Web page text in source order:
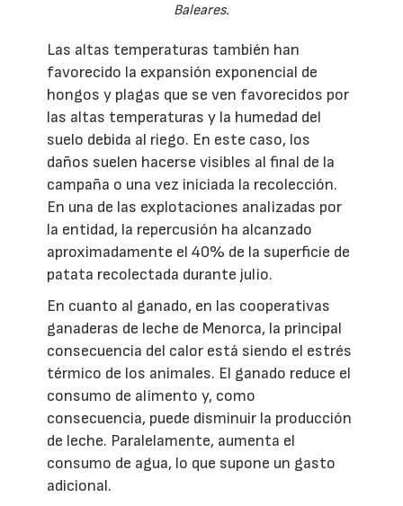
Baleares.
Las altas temperaturas también han
favorecido la expansión exponencial de
hongos y plagas que se ven favorecidos por
las altas temperaturas y la humedad del
suelo debida al riego. En este caso, los
daños suelen hacerse visibles al final de la
campaña o una vez iniciada la recolección.
En una de las explotaciones analizadas por
la entidad, la repercusión ha alcanzado
aproximadamente el 40% de la superficie de
patata recolectada durante julio.
En cuanto al ganado, en las cooperativas
ganaderas de leche de Menorca, la principal
consecuencia del calor está siendo el estrés
térmico de los animales. El ganado reduce el
consumo de alimento y, como
consecuencia, puede disminuir la producción
de leche. Paralelamente, aumenta el
consumo de agua, lo que supone un gasto
adicional.